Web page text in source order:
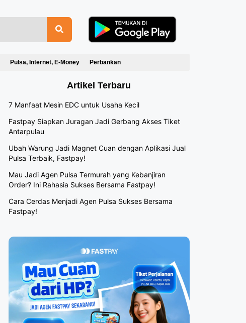
Pulsa, Internet, E-Money Perbankan
Artikel Terbaru
7 Manfaat Mesin EDC untuk Usaha Kecil
Fastpay Siapkan Juragan Jadi Gerbang Akses Tiket
Antarpulau
Ubah Warung Jadi Magnet Cuan dengan Aplikasi Jual
Pulsa Terbaik, Fastpay!
Mau Jadi Agen Pulsa Termurah yang Kebanjiran
Order? Ini Rahasia Sukses Bersama Fastpay!
Cara Cerdas Menjadi Agen Pulsa Sukses Bersama
Fastpay!